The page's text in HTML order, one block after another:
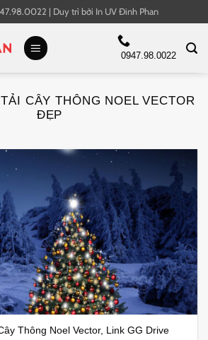
| Duy trì bởi In UV Đinh Phan
0947.98.0022
TẢI CÂY THÔNG NOEL VECTOR
ĐẸP
Thông Noel Vector, Link GG Drive